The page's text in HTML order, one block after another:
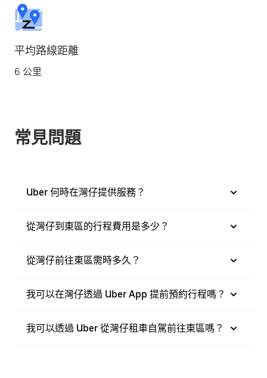
平均路線距離
6 公里
常見問題
Uber 何時在灣仔提供服務？
從灣仔到東區的行程費用是多少？
從灣仔前往東區需時多久？
我可以在灣仔透過 Uber App 提前預約行程嗎？
我可以透過 Uber 從灣仔租車自駕前往東區嗎？